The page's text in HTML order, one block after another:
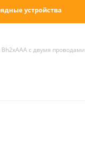
устройства
Bh2xAAA с двумя проводами